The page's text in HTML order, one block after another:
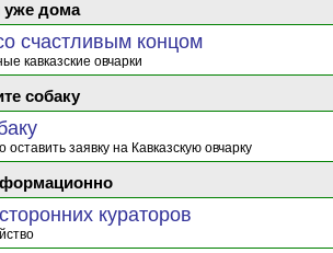
уже дома
счастливым концом
кавказские овчарки
собаку
оставить заявку на Кавказскую овчарку
кураторов